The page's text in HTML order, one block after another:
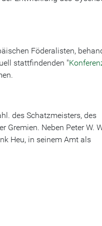
Föderalisten,
stattfindenden "
des Schatzmeisters, des
Gremien. Neben Peter W.
Heu, in seinem Amt als